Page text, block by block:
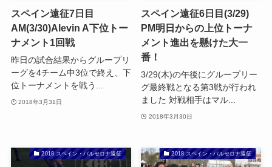
スペイン遠征7日目
AM(3/30)Alevin A下位トー
ナメント1回戦
昨日の試合結果からグループリ
ーグを4チーム中3位で終え、下
位トーナメントを戦う...
2018年3月31日
スペイン遠征6日目(3/29)
PM明日からの上位トーナ
メント進出を懸けた大一
番！
3/29(木)の午後にグループリー
グ最終戦となる第3戦が行われ
ました 対戦相手はマル...
2018年3月30日
2018 スペイン・バルセロナ遠征 2018 スペイン・バルセロナ遠征